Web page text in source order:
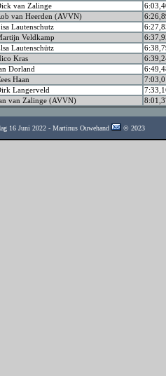
van Zalinge
van Heerden (AVVN)
Lautenschutz
Veldkamp
Lautenschütz
Kras
Dorland
Haan
Langerveld
van Zalinge (AVVN)
16 Juni 2022 - Martinus Ouwehand © 2023